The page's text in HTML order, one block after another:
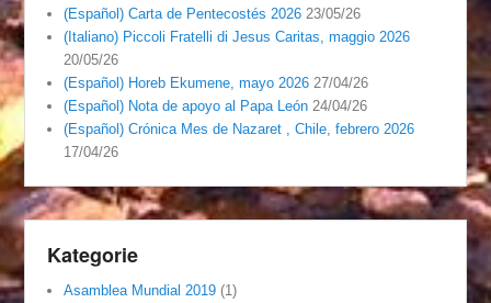
(Español) Carta de Pentecostés 2026 23/05/26
(Italiano) Piccoli Fratelli di Jesus Caritas, maggio 2026
20/05/26
(Español) Horeb Ekumene, mayo 2026 27/04/26
(Español) Nota de apoyo al Papa León 24/04/26
(Español) Crónica Mes de Nazaret , Chile, febrero 2026
17/04/26
Kategorie
Asamblea Mundial 2019 (1)